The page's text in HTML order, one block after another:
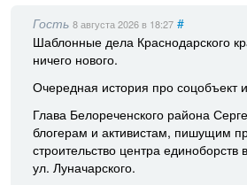
Гость 8 августа 2026 в 18:27 #
Шаблонные дела Краснодарского
ничего нового.
Очередная история про соцобъект и
Глава Белореченского района
блогерам и активистам, пишущим
строительство центра единоборств
ул. Луначарского.